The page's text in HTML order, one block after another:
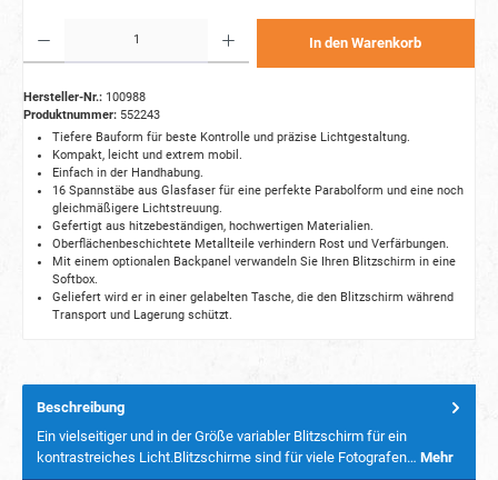
In den Warenkorb
Hersteller-Nr.: 100988
Produktnummer: 552243
Tiefere Bauform für beste Kontrolle und präzise Lichtgestaltung.
Kompakt, leicht und extrem mobil.
Einfach in der Handhabung.
16 Spannstäbe aus Glasfaser für eine perfekte Parabolform und eine noch
gleichmäßigere Lichtstreuung.
Gefertigt aus hitzebeständigen, hochwertigen Materialien.
Oberflächenbeschichtete Metallteile verhindern Rost und Verfärbungen.
Mit einem optionalen Backpanel verwandeln Sie Ihren Blitzschirm in eine
Softbox.
Geliefert wird er in einer gelabelten Tasche, die den Blitzschirm während
Transport und Lagerung schützt.
Beschreibung
Ein vielseitiger und in der Größe variabler Blitzschirm für ein
kontrastreiches Licht.Blitzschirme sind für viele Fotografen… Mehr